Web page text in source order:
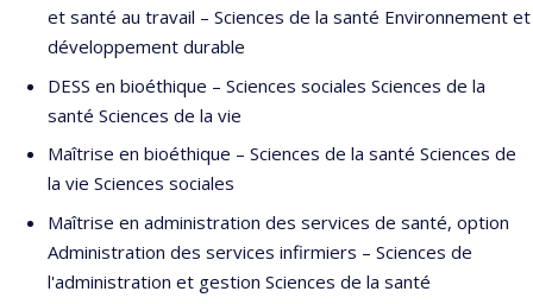
et santé au travail – Sciences de la santé Environnement et
développement durable
DESS en bioéthique – Sciences sociales Sciences de la
santé Sciences de la vie
Maîtrise en bioéthique – Sciences de la santé Sciences de
la vie Sciences sociales
Maîtrise en administration des services de santé, option
Administration des services infirmiers – Sciences de
l'administration et gestion Sciences de la santé